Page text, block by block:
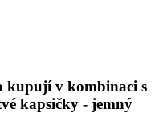
kupují v kombinaci s
kapsičky - jemný